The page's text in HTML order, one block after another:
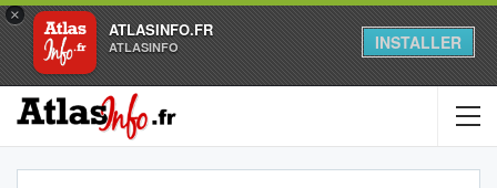
×
ATLASINFO.FR
ATLASINFO INSTALLER